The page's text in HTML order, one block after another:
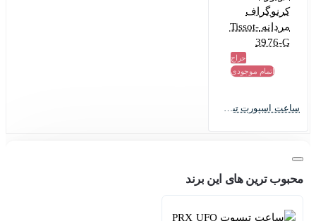
حراج
اتمام موجودی
ساعت اسپورت تیسوت سه موتوره کرنوگراف مردانه Tissot-3976-G
محبوب ترین های این برند